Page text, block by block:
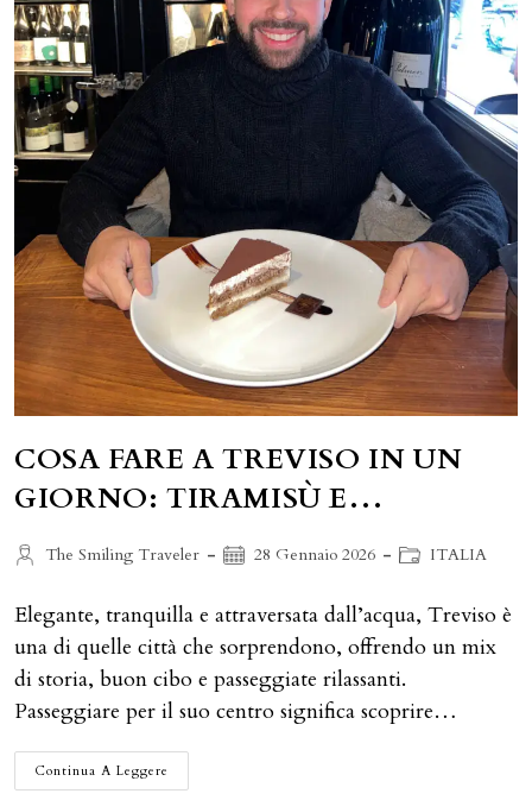
COSA FARE A TREVISO IN UN
GIORNO: TIRAMISÙ E…
AutoreThe Smiling Traveler
Articolo28 Gennaio 2026
Categoria
ITALIA
Elegante, tranquilla e attraversata dall’acqua, Treviso è
una di quelle città che sorprendono, offrendo un mix
di storia, buon cibo e passeggiate rilassanti.
Passeggiare per il suo centro significa scoprire…
Continua A Leggere
FARE